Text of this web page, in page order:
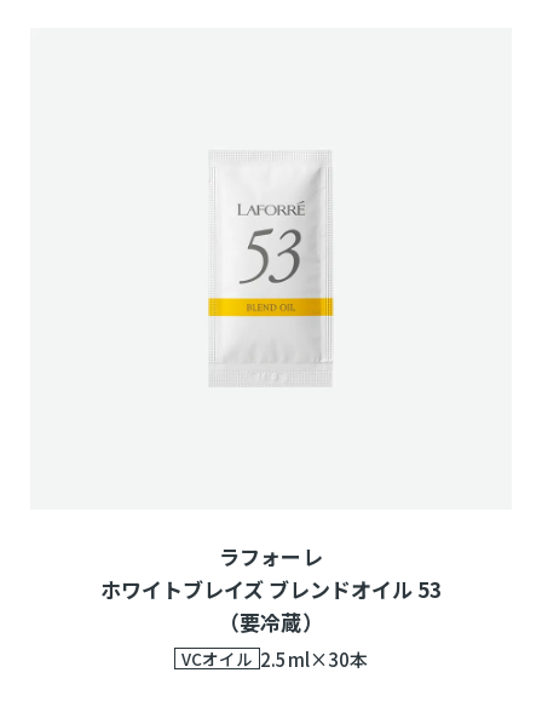
ラフォーレ
ホワイトブレイズ ブレンドオイル 53
（要冷蔵）
VCオイル 2.5ml×30本